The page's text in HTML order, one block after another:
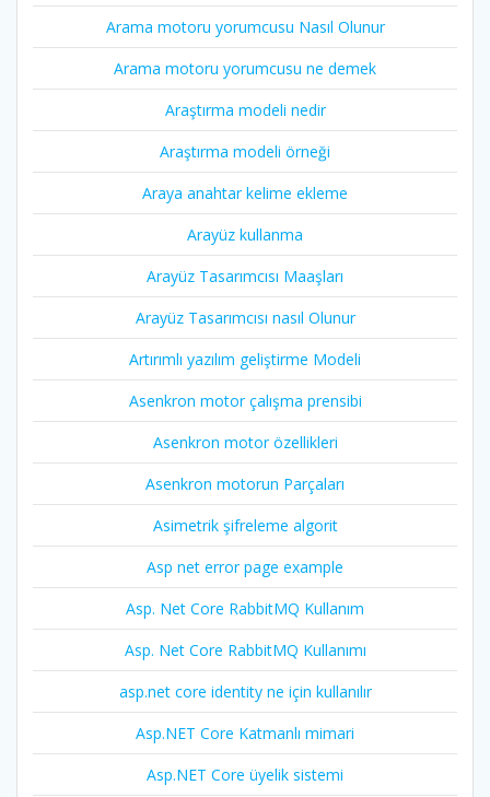
Arama motoru yorumcusu Nasıl Olunur
Arama motoru yorumcusu ne demek
Araştırma modeli nedir
Araştırma modeli örneği
Araya anahtar kelime ekleme
Arayüz kullanma
Arayüz Tasarımcısı Maaşları
Arayüz Tasarımcısı nasıl Olunur
Artırımlı yazılım geliştirme Modeli
Asenkron motor çalışma prensibi
Asenkron motor özellikleri
Asenkron motorun Parçaları
Asimetrik şifreleme algorit
Asp net error page example
Asp. Net Core RabbitMQ Kullanım
Asp. Net Core RabbitMQ Kullanımı
asp.net core identity ne için kullanılır
Asp.NET Core Katmanlı mimari
Asp.NET Core üyelik sistemi